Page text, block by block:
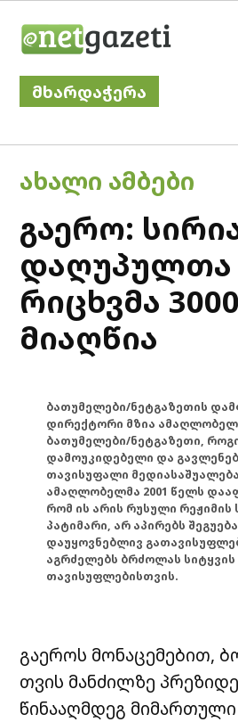
მხარდაჭერა
POSTED
ᲐᲮᲐᲚᲘ ᲐᲛᲑᲔᲑᲘ
გაერო:
დაღუპულთა
რიცხვმა
მიაღწია
ბათუმელები/ნეტგაზეთის
დირექტორი მზია
ბათუმელები/ნეტგაზეთი,
დამოუკიდებელი და
თავისუფალი
ამაღლობელმა 2001 წელს
რომ ის არის რუსული რეჟიმის
პატიმარი, არ აპირებს
დაუყოვნებლივ
აგრძელებს ბრძოლას სიტყვის
თავისუფლებისთვის.
გაეროს მონაცემებით,
თვის მანძილზე
წინააღმდეგ